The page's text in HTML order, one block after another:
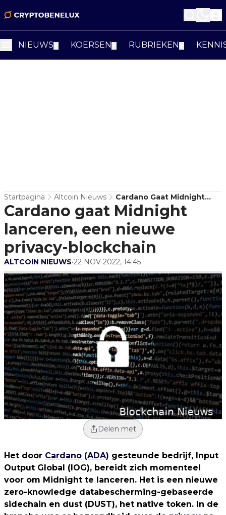
NIEUWS KOERSEN RUBRIEKEN
Startpagina Altcoin Nieuws
Cardano Gaat Midnight
Lanceren, Een Nieuwe
Privacy-Blockchain
Cardano gaat Midnight
lanceren, een nieuwe
privacy-blockchain
ALTCOIN NIEUWS•22 NOV 2022, 14:45
Delen met
Het door Cardano (ADA) gesteunde bedrijf, Input
Output Global (IOG), bereidt zich momenteel
voor om Midnight te lanceren. Het is een nieuwe
zero-knowledge databescherming-gebaseerde
sidechain en dust (DUST), het native token. In de